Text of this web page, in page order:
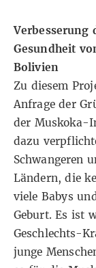
Verbesserung
Gesundheit
Bolivien
Zu diesem
Anfrage der
der Muskoka-
dazu
Schwangeren
Ländern, die
viele Babys
Geburt. Es ist
Geschlechts-
junge